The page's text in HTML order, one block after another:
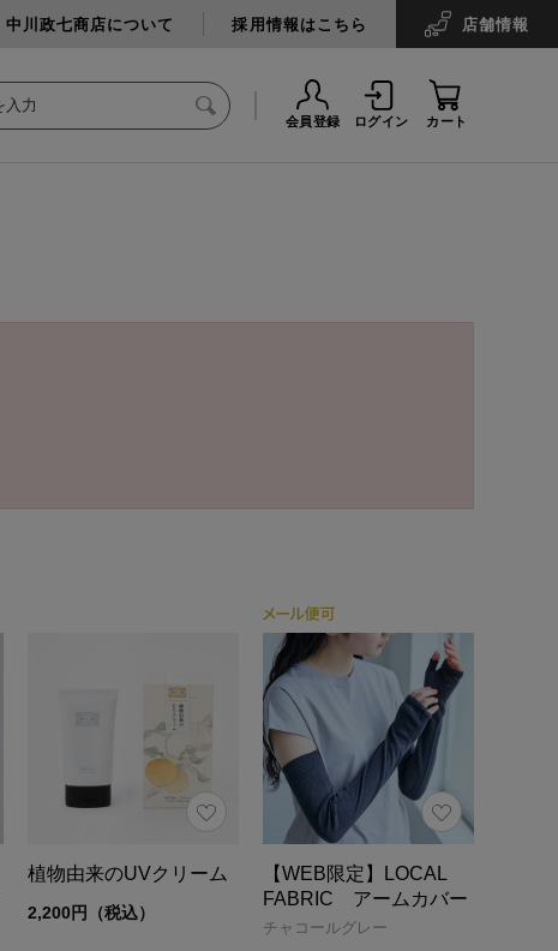
中川政七商店について 採用情報はこちら 店舗情報
会員登録 ログイン カート
植物由来のUVクリーム
2,200円（税込）
【WEB限定】LOCAL
FABRIC アームカバー
チャコールグレー